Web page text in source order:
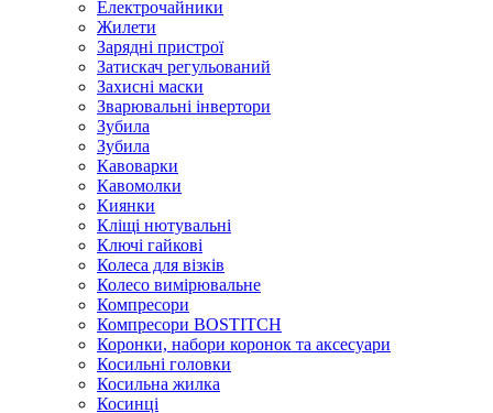
Електрочайники
Жилети
Зарядні пристрої
Затискач регульований
Захисні маски
Зварювальні інвертори
Зубила
Зубила
Кавоварки
Кавомолки
Киянки
Кліщі нютувальні
Ключі гайкові
Колеса для візків
Колесо вимірювальне
Компресори
Компресори BOSTITCH
Коронки, набори коронок та аксесуари
Косильні головки
Косильна жилка
Косинці